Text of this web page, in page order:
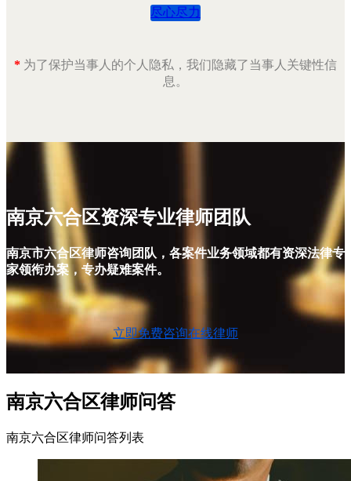
尽心尽力
* 为了保护当事人的个人隐私，我们隐藏了当事人关键性信
息。
南京六合区资深专业律师团队
南京市六合区律师咨询团队，各案件业务领域都有资深法律专
家领衔办案，专办疑难案件。
立即免费咨询在线律师
南京六合区律师问答
南京六合区律师问答列表